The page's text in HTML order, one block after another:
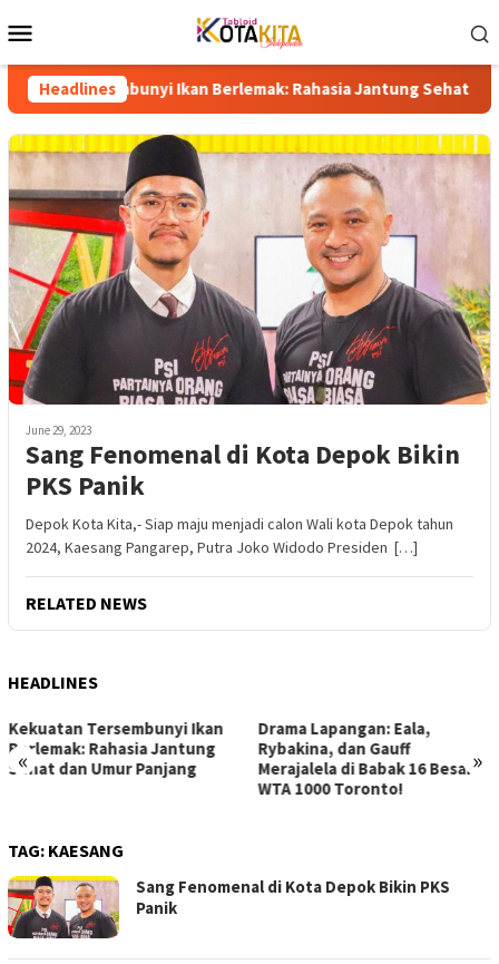
to
Menu
HeadlinesIkan Berlemak: Rahasia Jantung Sehat dan Umur
June 29, 2023
Sang Fenomenal di Kota Depok Bikin
PKS Panik
Depok Kota Kita,- Siap maju menjadi calon Wali kota Depok tahun
2024, Kaesang Pangarep, Putra Joko Widodo Presiden […]
RELATED NEWS
HEADLINES
« »
Drama Lapangan: Eala,
Rybakina, dan Gauff
Merajalela di Babak 16 Besar
Strategi Jitu Memenangkan
Lelang Mobil Bekas: Hindari
Kerugian, Raih Keuntungan
Maksimal!
TAG: KAESANG
Sang Fenomenal di Kota Depok Bikin PKS
Panik